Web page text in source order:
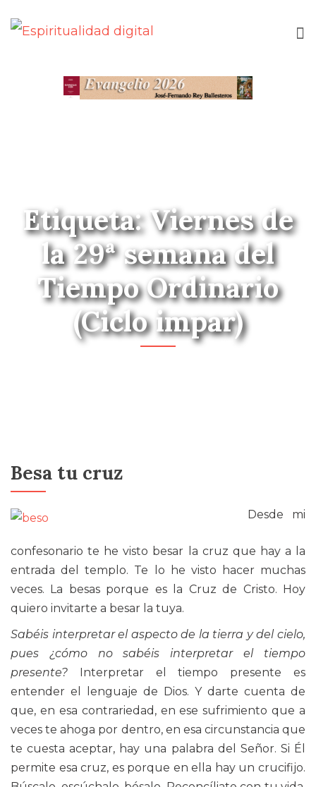
Etiqueta: Viernes de
la 29ª semana del
Tiempo Ordinario
(Ciclo impar)
Besa tu cruz
Desde mi
confesonario te he visto besar la cruz que hay a la
entrada del templo. Te lo he visto hacer muchas
veces. La besas porque es la Cruz de Cristo. Hoy
quiero invitarte a besar la tuya.
Sabéis interpretar el aspecto de la tierra y del cielo,
pues ¿cómo no sabéis interpretar el tiempo
presente?
Interpretar el tiempo presente es
entender el lenguaje de Dios. Y darte cuenta de
que, en esa contrariedad, en ese sufrimiento que a
veces te ahoga por dentro, en esa circunstancia que
te cuesta aceptar, hay una palabra del Señor. Si Él
permite esa cruz, es porque en ella hay un crucifijo.